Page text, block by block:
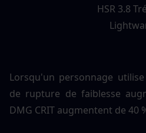
Lorsqu'un personnage
de rupture de faiblesse
DMG CRIT augmentent de 40